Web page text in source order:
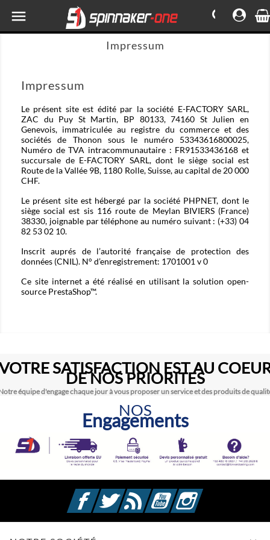

Impressum
Impressum
Le présent site est édité par la société E-FACTORY SARL,
ZAC du Puy St Martin, BP 80133, 74160 St Julien en
Genevois, immatriculée au registre du commerce et des
sociétés de Thonon sous le numéro 53343616800025,
Numéro de TVA intracommunautaire : FR91533436168 et
succursale de E-FACTORY SARL, dont le siège social est
Route de la Vallée 9B, 1180 Rolle, Suisse, au capital de 20 000
CHF.
Le présent site est hébergé par la société PHPNET, dont le
siège social est sis 116 route de Meylan BIVIERS (France)
38330, joignable par téléphone au numéro suivant : (+33) 04
82 53 02 10.
Inscrit auprés de l’autorité française de protection des
données (CNIL). N° d’enregistrement: 1701001 v 0
Ce site internet a été réalisé en utilisant la solution open-
source PrestaShop™.
SATISFACTION EST AU
DE NOS PRIORITES
équipe d'engage chaque jour à vous proposer un service et des produits de
NOS
Engagements
FacebookTwitterRss YouTubeInstagram